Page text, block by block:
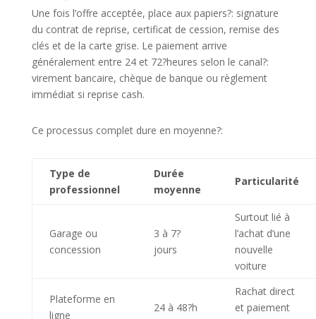
Une fois l’offre acceptée, place aux papiers?: signature
du contrat de reprise, certificat de cession, remise des
clés et de la carte grise. Le paiement arrive
généralement entre 24 et 72?heures selon le canal?:
virement bancaire, chèque de banque ou règlement
immédiat si reprise cash.
Ce processus complet dure en moyenne?:
Type de
professionnel
Durée
moyenne
Particularité
Garage ou
concession
3 à 7?
jours
Surtout lié à
l’achat d’une
nouvelle
voiture
Plateforme en
ligne
24 à 48?h
Rachat direct
et paiement